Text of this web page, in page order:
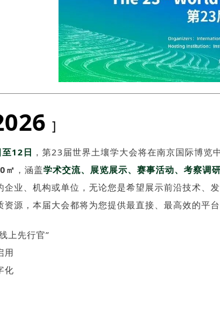
]
12日 ，第23届世界土壤学大会将在南京国际博览
㎡ ，涵盖学术交流、展览展示、赛事活动、考察调研
企业、机构或单位，无论您是希望展示前沿技术、
源，本届大会都将为您提供最直接、最高效的平台
上先行官”
用
化